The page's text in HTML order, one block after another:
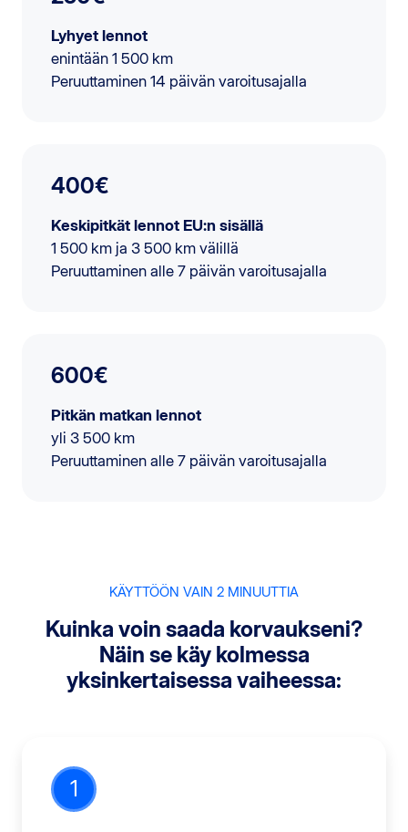
Lyhyet lennot
enintään 1 500 km
Peruuttaminen 14 päivän varoitusajalla
400€
Keskipitkät lennot EU:n sisällä
1 500 km ja 3 500 km välillä
Peruuttaminen alle 7 päivän varoitusajalla
600€
Pitkän matkan lennot
yli 3 500 km
Peruuttaminen alle 7 päivän varoitusajalla
KÄYTTÖÖN VAIN 2 MINUUTTIA
Kuinka voin saada korvaukseni?
Näin se käy kolmessa
yksinkertaisessa vaiheessa:
1